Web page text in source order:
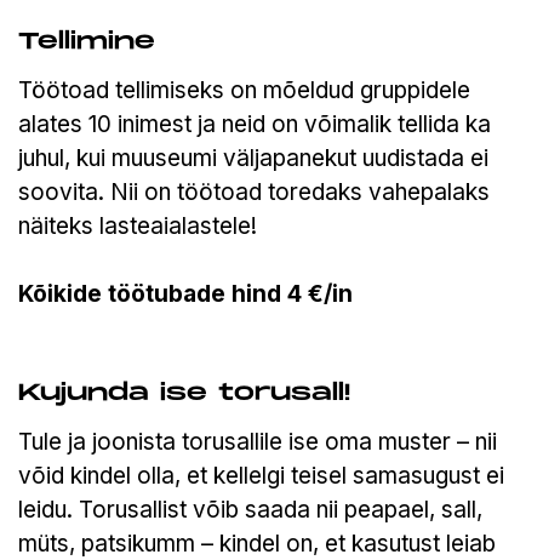
Tellimine
Töötoad tellimiseks on mõeldud gruppidele
alates 10 inimest ja neid on võimalik tellida ka
juhul, kui muuseumi väljapanekut uudistada ei
soovita. Nii on töötoad toredaks vahepalaks
näiteks lasteaialastele!
Kõikide töötubade hind 4 €/in
Kujunda ise torusall!
Tule ja joonista torusallile ise oma muster – nii
võid kindel olla, et kellelgi teisel samasugust ei
leidu. Torusallist võib saada nii peapael, sall,
müts, patsikumm – kindel on, et kasutust leiab